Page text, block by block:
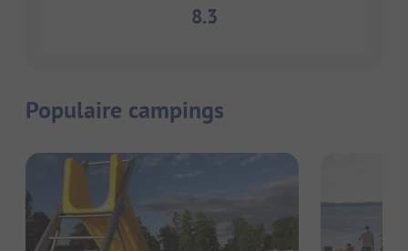
8.3
Populaire campings